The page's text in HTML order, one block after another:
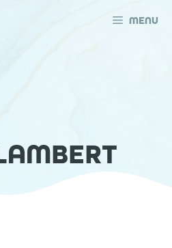
MENU